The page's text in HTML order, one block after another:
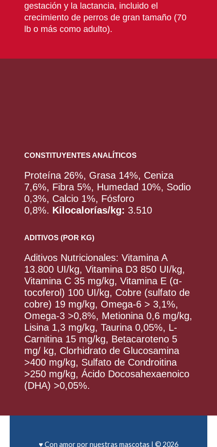
gestación y la lactancia, incluido el
crecimiento de perros de gran tamaño (70
lb o más como adulto).
CONSTITUYENTES ANALÍTICOS
Proteína 26%, Grasa 14%, Ceniza
7,6%, Fibra 5%, Humedad 10%, Sodio
0,3%, Calcio 1%, Fósforo
0,8%. Kilocalorías/kg: 3.510
ADITIVOS (POR KG)
Aditivos Nutricionales: Vitamina A
13.800 UI/kg, Vitamina D3 850 UI/kg,
Vitamina C 35 mg/kg, Vitamina E (α-
tocoferol) 100 UI/kg, Cobre (sulfato de
cobre) 19 mg/kg, Omega-6 > 3,1%,
Omega-3 >0,8%, Metionina 0,6 mg/kg,
Lisina 1,3 mg/kg, Taurina 0,05%, L-
Carnitina 15 mg/kg, Betacaroteno 5
mg/ kg, Clorhidrato de Glucosamina
>400 mg/kg, Sulfato de Condroitina
>250 mg/kg, Ácido Docosahexaenoico
(DHA) >0,05%.
♥ Con amor por nuestras mascotas | © 2026